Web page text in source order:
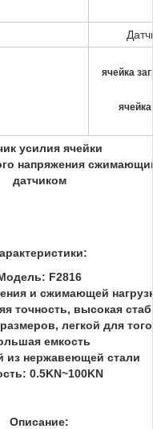
ячейка
усилия ячейки
напряжения
датчиком
F2816
и сжимающей
точность, высокая
легкой для
емкость
из нержавеющей стали
0.5KN~100KN
Описание: